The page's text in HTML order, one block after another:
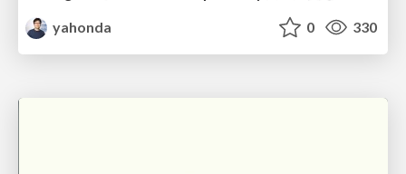
yahonda
0 330